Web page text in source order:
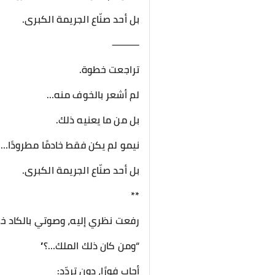
بل أحد صنّاع الجريمة الكبرى.
⸻
تراجعت خطوة.
لم أشعر بالخوف منه…
بل من ما يعنيه ذلك.
نيمو لم يكن فقط خادمًا مطرودًا…
بل أحد صنّاع الجريمة الكبرى.
**
رفعت نظري إليه، وصوتي بالكاد
“ومن كان ذلك الملك…؟”
أجاب فورًا، دون تردّد: